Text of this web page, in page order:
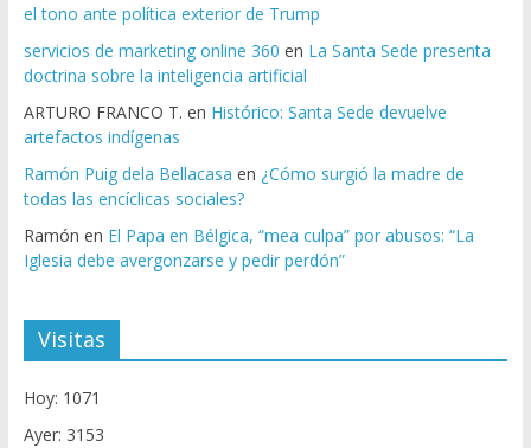
el tono ante política exterior de Trump
servicios de marketing online 360 en La Santa Sede presenta
doctrina sobre la inteligencia artificial
ARTURO FRANCO T. en Histórico: Santa Sede devuelve
artefactos indígenas
Ramón Puig dela Bellacasa en ¿Cómo surgió la madre de
todas las encíclicas sociales?
Ramón en El Papa en Bélgica, “mea culpa” por abusos: “La
Iglesia debe avergonzarse y pedir perdón”
Visitas
Hoy: 1071
Ayer: 3153